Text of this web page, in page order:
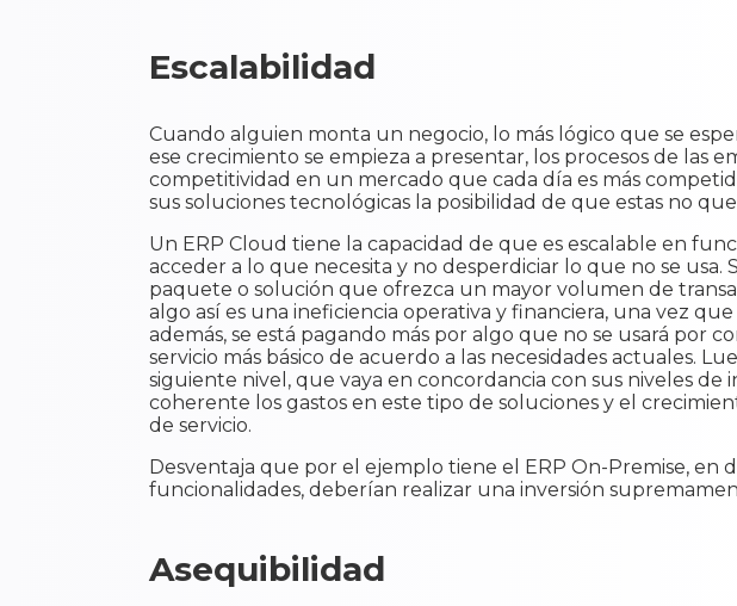
Escalabilidad
Cuando alguien monta un negocio, lo más lógico que se
ese crecimiento se empieza a presentar, los procesos de las
competitividad en un mercado que cada día es más
sus soluciones tecnológicas la posibilidad de que estas no
Un ERP Cloud tiene la capacidad de que es escalable en
acceder a lo que necesita y no desperdiciar lo que no se
paquete o solución que ofrezca un mayor volumen de
algo así es una ineficiencia operativa y financiera, una vez
además, se está pagando más por algo que no se usará por
servicio más básico de acuerdo a las necesidades actuales.
siguiente nivel, que vaya en concordancia con sus niveles de
coherente los gastos en este tipo de soluciones y el
de servicio.
Desventaja que por el ejemplo tiene el ERP On-Premise, en
funcionalidades, deberían realizar una inversión
Asequibilidad